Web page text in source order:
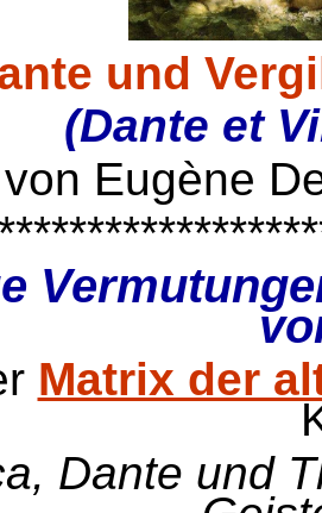
und
(Dante et
Eugène
Matrix der
Dante und